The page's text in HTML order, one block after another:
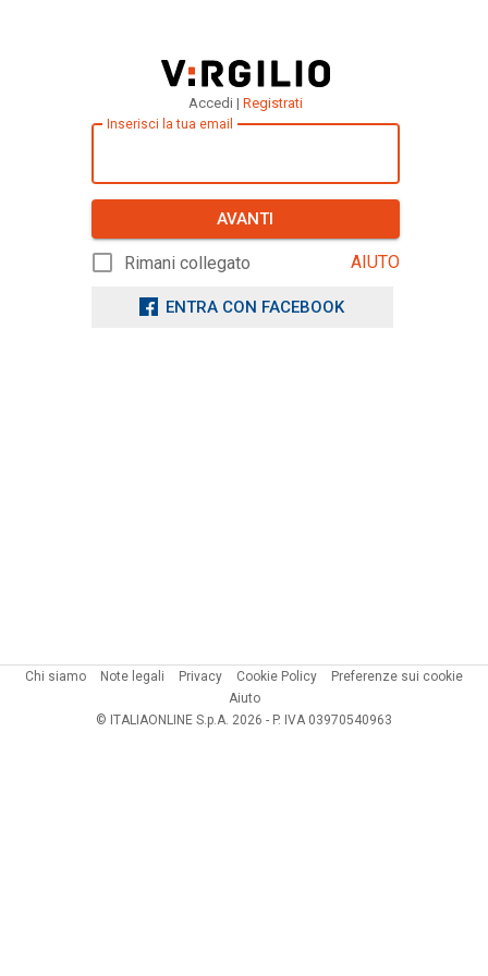
Accedi | Registrati
Inserisci la tua email
AVANTI
Rimani collegato AIUTO
ENTRA CON FACEBOOK
Chi siamo Note legali Privacy Cookie Policy
Preferenze sui cookie
Aiuto
© ITALIAONLINE S.p.A. 2026 - P. IVA 03970540963